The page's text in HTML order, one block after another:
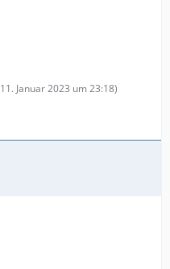
11. Januar 2023 um 23:18)